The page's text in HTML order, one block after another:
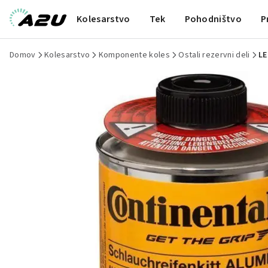
Kolesarstvo Tek Pohodništvo
Domov Kolesarstvo Komponente koles Ostali rezervni deli